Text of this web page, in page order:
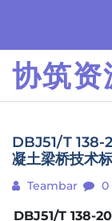
content
协筑资
DBJ51/T 138-
凝土梁桥技术
Teambar 0
DBJ51/T 138-